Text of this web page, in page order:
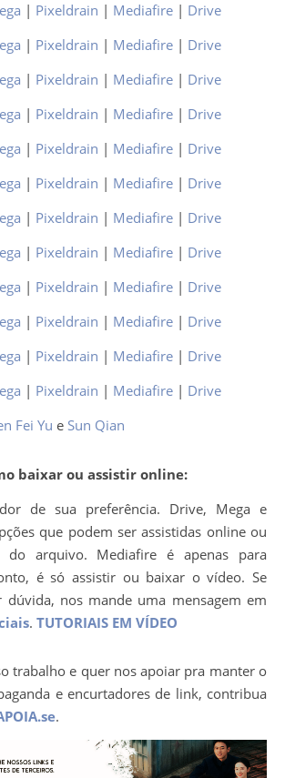
| Pixeldrain | Mediafire | Drive
| Pixeldrain | Mediafire | Drive
| Pixeldrain | Mediafire | Drive
| Pixeldrain | Mediafire | Drive
| Pixeldrain | Mediafire | Drive
| Pixeldrain | Mediafire | Drive
| Pixeldrain | Mediafire | Drive
| Pixeldrain | Mediafire | Drive
| Pixeldrain | Mediafire | Drive
| Pixeldrain | Mediafire | Drive
| Pixeldrain | Mediafire | Drive
| Pixeldrain | Mediafire | Drive
Fei Yu e Sun Qian
baixar ou assistir online:
de sua preferência. Drive, Mega e
que podem ser assistidas online ou
do arquivo. Mediafire é apenas para
é só assistir ou baixar o vídeo. Se
dúvida, nos mande uma mensagem em
. TUTORIAIS EM VÍDEO
trabalho e quer nos apoiar pra manter o
e encurtadores de link, contribua
.